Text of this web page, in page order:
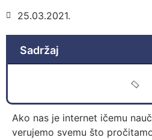
25.03.2021.
Sadržaj
Ako nas je internet ičemu
verujemo svemu što